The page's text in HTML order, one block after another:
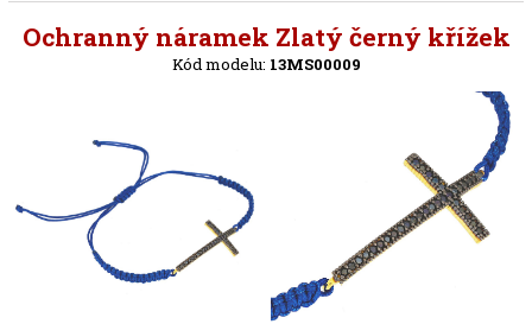
Ochranný náramek Zlatý černý křížek
Kód modelu: 13MS00009
Zpět